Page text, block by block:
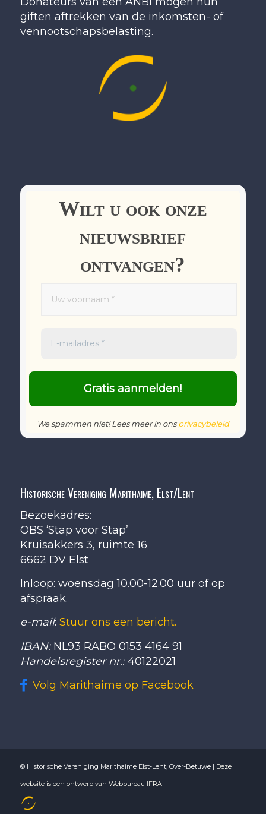
giften aftrekken van de inkomsten- of
vennootschapsbelasting.
Wilt u ook onze
nieuwsbrief
ontvangen?
We spammen niet! Lees meer in onsprivacybeleid
Historische Vereniging Marithaime, Elst/Lent
Bezoekadres:
OBS ‘Stap voor Stap’
Kruisakkers 3, ruimte 16
6662 DV Elst
Inloop: woensdag 10.00-12.00 uur of op
afspraak.
e-mail: Stuur ons een bericht.
IBAN: NL93 RABO 0153 4164 91
Handelsregister nr.:40122021
Volg Marithaime op Facebook
© Historische Vereniging Marithaime Elst-Lent, Over-Betuwe | Deze
website is een ontwerp van Webbureau IFRA